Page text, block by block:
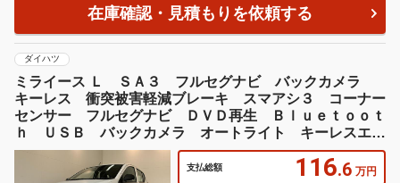
在庫確認・見積もりを依頼する
ダイハツ
ミライース Ｌ ＳＡ３ フルセグナビ バックカメラ
キーレス 衝突被害軽減ブレーキ スマアシ３ コーナー
センサー フルセグナビ ＤＶＤ再生 Ｂｌｕｅｔｏｏｔ
ｈ ＵＳＢ バックカメラ オートライト キーレスエン
トリー エコアイドル
支払総額 116.6 万円